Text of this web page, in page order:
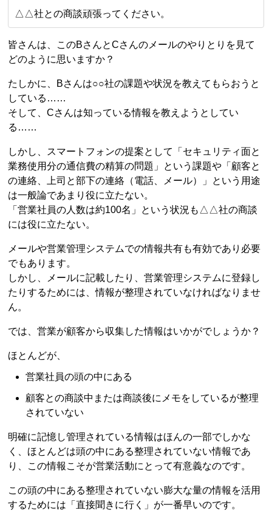
△△社との商談頑張ってください。
皆さんは、このBさんとCさんのメールのやりとりを見て
どのように思いますか？
たしかに、Bさんは○○社の課題や状況を教えてもらおうと
している……
そして、Cさんは知っている情報を教えようとしてい
る……
しかし、スマートフォンの提案として「セキュリティ面と
業務使用分の通信費の精算の問題」という課題や「顧客と
の連絡、上司と部下の連絡（電話、メール）」という用途
は一般論であまり役に立たない。
「営業社員の人数は約100名」という状況も△△社の商談
には役に立たない。
メールや営業管理システムでの情報共有も有効であり必要
でもあります。
しかし、メールに記載したり、営業管理システムに登録し
たりするためには、情報が整理されていなければなりませ
ん。
では、営業が顧客から収集した情報はいかがでしょうか？
ほとんどが、
営業社員の頭の中にある
顧客との商談中または商談後にメモをしているが整理
されていない
明確に記憶し管理されている情報はほんの一部でしかな
く、ほとんどは頭の中にある整理されていない情報であ
り、この情報こそが営業活動にとって有意義なのです。
この頭の中にある整理されていない膨大な量の情報を活用
するためには「直接聞きに行く」が一番早いのです。